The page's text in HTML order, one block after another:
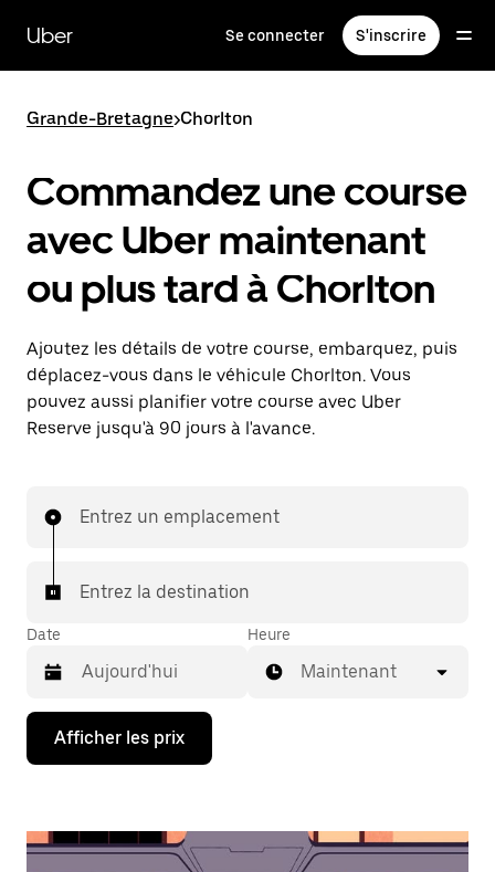
contenu
principal
Uber Se connecter S'inscrire
Grande-Bretagne>Chorlton
Commandez une course
avec Uber maintenant
ou plus tard à Chorlton
Ajoutez les détails de votre course, embarquez, puis
déplacez-vous dans le véhicule Chorlton. Vous
pouvez aussi planifier votre course avec Uber
Reserve jusqu'à 90 jours à l'avance.
Entrez un emplacement
Entrez la destination
Date
Appuyez
la
bas
Heure
Maintenant
Afficher les prix